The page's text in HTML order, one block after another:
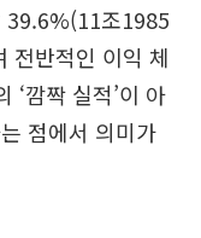
39.6%(11조1985
전반적인 이익 체
‘깜짝 실적’이 아
점에서 의미가